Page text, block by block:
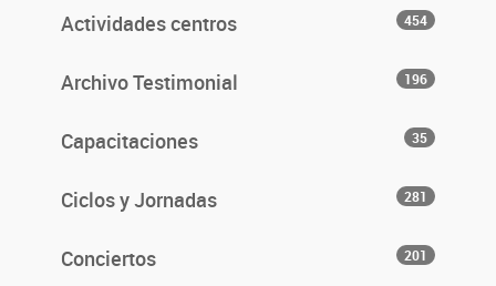
Actividades centros 454
Archivo Testimonial 196
Capacitaciones 35
Ciclos y Jornadas 281
Conciertos 201